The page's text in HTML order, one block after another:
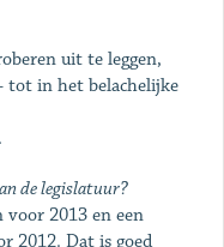
uit te leggen,
tot in het belachelijke
de legislatuur?
voor 2013 en een
2012. Dat is goed